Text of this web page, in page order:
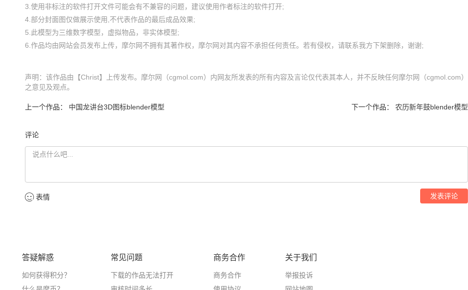
3.使用非标注的软件打开文件可能会有不兼容的问题，建议使用作者标注的软件打开;
4.部分封面图仅做展示使用,不代表作品的最后成品效果;
5.此模型为三维数字模型，虚拟物品，非实体模型;
声明：该作品由【Christ】上传发布。摩尔网（cgmol.com）内网友所发表的所有内容及言论仅代表其本人，并不反映任何摩尔网（cgmol.com）
之意见及观点。
上一个作品： 中国龙讲台3D图标blender模型 下一个作品： 农历新年鼓blender模型
评论
发表评论
表情
答疑解惑
如何获得积分？
常见问题
下载的作品无法打开
商务合作
商务合作
关于我们
举报投诉